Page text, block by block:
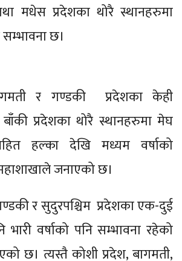
मधेस प्रदेशका थोरै स्थानहरुमा
छ।
र गण्डकी प्रदेशका केही
प्रदेशका थोरै स्थानहरुमा मेघ
हल्का देखि मध्यम वर्षाको
जनाएको छ।
र सुदुरपश्चिम प्रदेशका एक-दुई
भारी वर्षाको पनि सम्भावना रहेको
छ। त्यस्तै कोशी प्रदेश, बागमती,